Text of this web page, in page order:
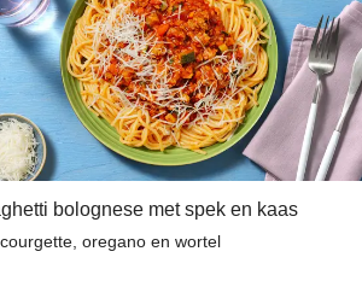
bolognese met spek en kaas
oregano en wortel